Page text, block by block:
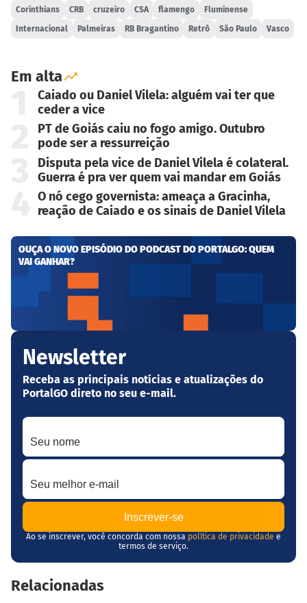
Corinthians CRB cruzeiro CSA flamengo Fluminense
Internacional Palmeiras RB Bragantino Retrô São Paulo Vasco
Em alta
Caiado ou Daniel Vilela: alguém vai ter que
ceder a vice
PT de Goiás caiu no fogo amigo. Outubro
pode ser a ressurreição
Disputa pela vice de Daniel Vilela é colateral.
Guerra é pra ver quem vai mandar em Goiás
O nó cego governista: ameaça a Gracinha,
reação de Caiado e os sinais de Daniel Vilela
OUÇA O NOVO EPISÓDIO DO PODCAST DO PORTALGO: QUEM
VAI GANHAR?
Newsletter
Receba as principais notícias e atualizações do
PortalGO direto no seu e-mail.
Seu nome
Seu melhor e-mail
Ao se inscrever, você concorda com nossa política de privacidade e
termos de serviço.
Relacionadas